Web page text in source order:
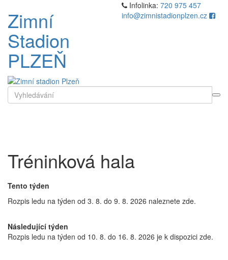
Zimní
Stadion
PLZEŇ
Infolinka: 720 975 457
info@zimnistadionplzen.cz
k
obsahu
webu
Search
for
Tréninková hala
Tento týden
Rozpis ledu na týden od 3. 8. do 9. 8. 2026 naleznete zde.
Následující týden
Rozpis ledu na týden od 10. 8. do 16. 8. 2026 je k dispozici zde.